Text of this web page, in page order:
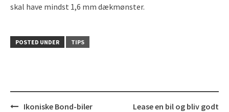
skal have mindst 1,6 mm dækmønster.
POSTED UNDER TIPS
PostIkoniske Bond-biler Lease en bil og bliv godt